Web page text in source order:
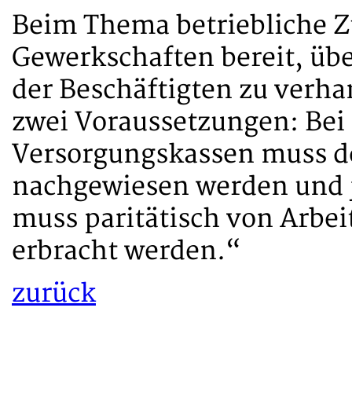
Beim Thema betriebliche
Gewerkschaften bereit,
der Beschäftigten zu
zwei Voraussetzungen:
Versorgungskassen muss
nachgewiesen werden
muss paritätisch von
erbracht werden.“
zurück